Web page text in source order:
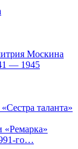
Москина
— 1945
таланта»
«Ремарка»
го…